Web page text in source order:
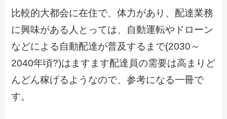
比較的大都会に在住で、体力があり、配達業務
に興味がある人とっては、自動運転やドローン
などによる自動配達が普及するまで(2030～
2040年頃?)はますます配達員の需要は高まりど
んどん稼げるようなので、参考になる一冊で
す。